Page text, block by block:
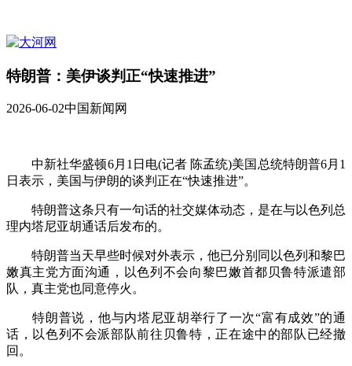
特朗普：美伊谈判正“快速推进”
2026-06-02中国新闻网
中新社华盛顿6月1日电(记者 陈孟统)美国总统特朗普6月1
日表示，美国与伊朗的谈判正在“快速推进”。
特朗普这条只有一句话的社交媒体动态，是在与以色列总
理内塔尼亚胡通话后发布的。
特朗普当天早些时候对外表示，他已分别同以色列和黎巴
嫩真主党方面沟通，以色列不会向黎巴嫩首都贝鲁特派遣部
队，真主党也同意停火。
特朗普说，他与内塔尼亚胡举行了一次“富有成效”的通
话，以色列不会派部队前往贝鲁特，正在途中的部队已经撤
回。